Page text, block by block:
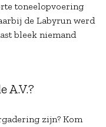
toneelopvoering
de Labyrun werd
bleek niemand
A.V.?
zijn? Kom